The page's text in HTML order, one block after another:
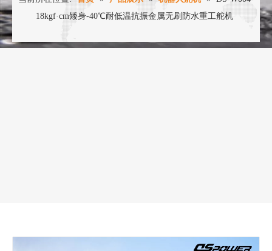
18kgf·cm矮身-40℃耐低温抗振金属无刷防水重工舵机